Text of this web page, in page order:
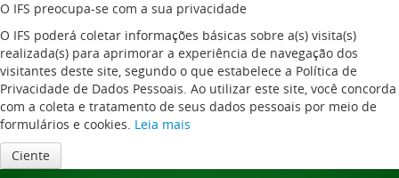
O IFS preocupa-se com a sua privacidade
O IFS poderá coletar informações básicas sobre a(s) visita(s)
realizada(s) para aprimorar a experiência de navegação dos
visitantes deste site, segundo o que estabelece a Política de
Privacidade de Dados Pessoais. Ao utilizar este site, você concorda
com a coleta e tratamento de seus dados pessoais por meio de
formulários e cookies. Leia mais
Ciente